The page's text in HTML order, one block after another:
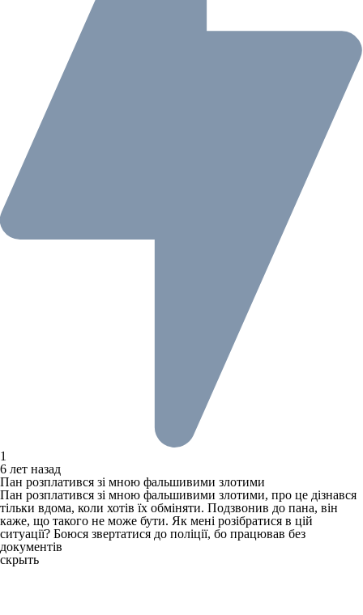
1
6 лет назад
Пан розплатився зі мною фальшивими злотими
Пан розплатився зі мною фальшивими злотими, про це дізнався
тільки вдома, коли хотів їх обміняти. Подзвонив до пана, він
каже, що такого не може бути. Як мені розібратися в цій
ситуації? Боюся звертатися до поліції, бо працював без
документів
скрыть